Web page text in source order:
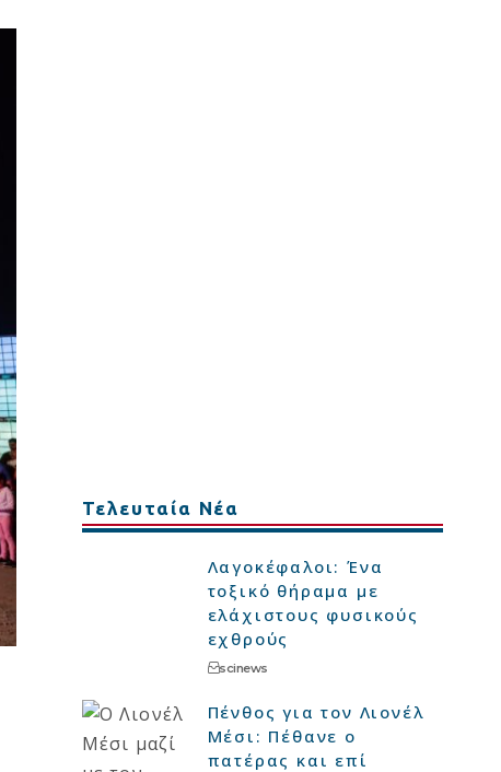
Τελευταία Νέα
Λαγοκέφαλοι: Ένα
τοξικό θήραμα με
ελάχιστους φυσικούς
εχθρούς
scinews
Πένθος για τον Λιονέλ
Μέσι: Πέθανε ο
πατέρας και επί